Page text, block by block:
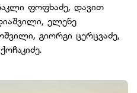
ფოფხაძე, დავით
ელენე
გიორგი ცერცვაძე,